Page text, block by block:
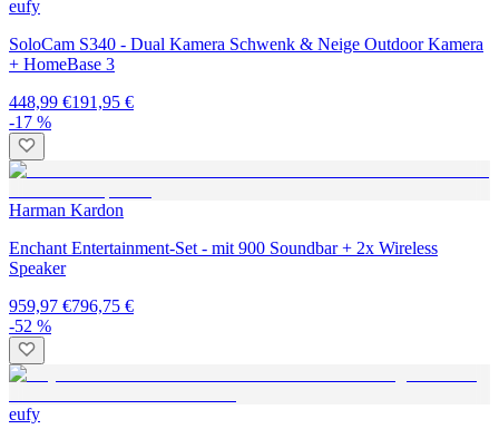
eufy
SoloCam S340 - Dual Kamera Schwenk & Neige Outdoor Kamera
+ HomeBase 3
448,99 €191,95 €
-17 %
Harman Kardon
Enchant Entertainment-Set - mit 900 Soundbar + 2x Wireless
Speaker
959,97 €796,75 €
-52 %
eufy